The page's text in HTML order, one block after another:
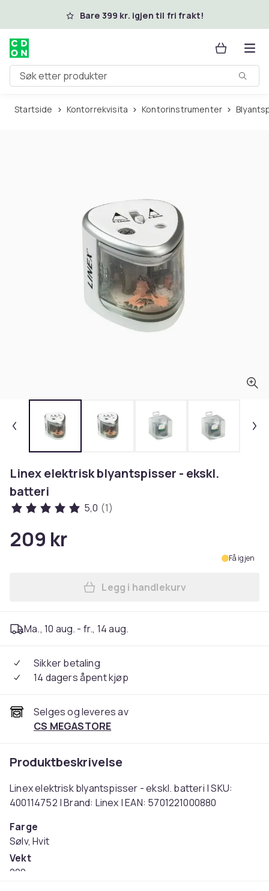
Hopp til hovedinnholdBare 399 kr. igjen til fri frakt!
Søk etter produkter
Startside Kontorrekvisita Kontorinstrumenter
Linex elektrisk blyantspisser - ekskl.
batteri
5,0 (1)
209 kr
Få igjen
Legg Linex elektrisk
Legg i handlekurv
Ma., 10 aug. - fr., 14 aug.
Sikker betaling
14 dagers åpent kjøp
Selges og leveres av
CS MEGASTORE
Produktbeskrivelse
Linex elektrisk blyantspisser - ekskl. batteri | SKU:
400114752 | Brand: Linex | EAN: 5701221000880
Farge
Sølv, Hvit
Vekt
200